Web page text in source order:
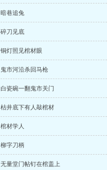
暗巷追兔
碎刀见底
铜灯照见棺材眼
鬼市河沿杀回马枪
白瓷碗一翻鬼市关门
枯井底下有人敲棺材
棺材学人
柳字刀柄
无量堂门帖钉在棺盖上